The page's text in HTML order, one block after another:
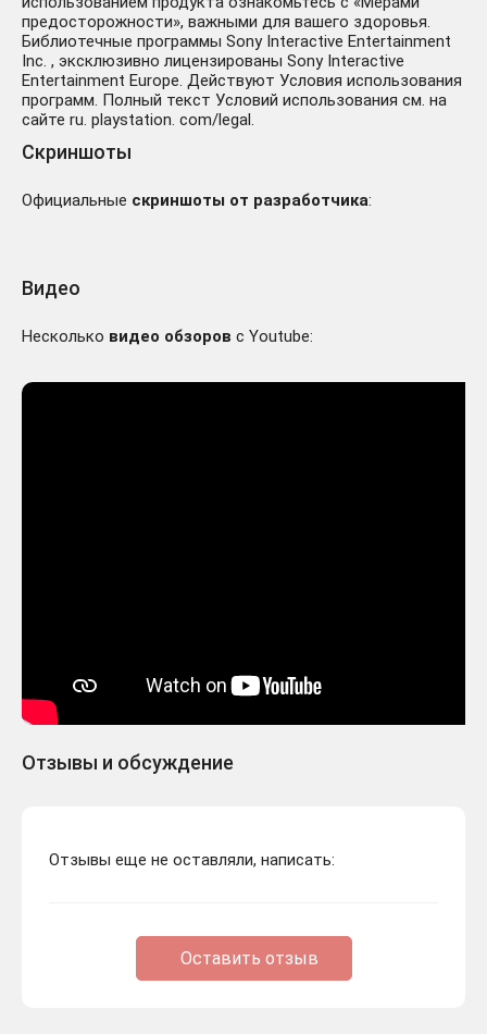
предосторожности», важными для вашего здоровья.
Библиотечные программы Sony Interactive Entertainment
Inc. , эксклюзивно лицензированы Sony Interactive
Entertainment Europe. Действуют Условия использования
программ. Полный текст Условий использования см. на
сайте ru. playstation. com/legal.
Скриншоты
Официальные скриншоты от разработчика:
Видео
Несколько видео обзоров с Youtube:
Отзывы и обсуждение
Отзывы еще не оставляли, написать:
Оставить отзыв